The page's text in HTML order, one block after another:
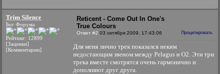
Trim Silence
Бог Форума
Рейтинг: 12899
[Заценки]
[Комментарии]
Reticent - Come Out In One's
True Colours
Ответ #2 03 октября 2009, 17:43:06 Процитировать
Для меня лично трек показался неким
недостающим звеном между Pelagus и O2. Эти три
трека вместе смотрятся очень гармонично и
дополняют друг друга.